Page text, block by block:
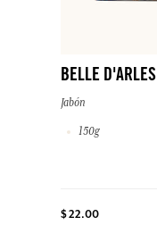
BELLE D'ARLES
Jabón
150g
$ 22.00